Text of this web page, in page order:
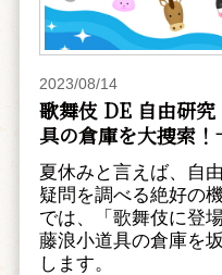
2023/08/14
歌舞伎 DE 自由研
具の倉庫を大捜索！
夏休みと言えば、自
疑問を調べる絶好の
では、「歌舞伎に登
藤浪小道具の倉庫を
します。